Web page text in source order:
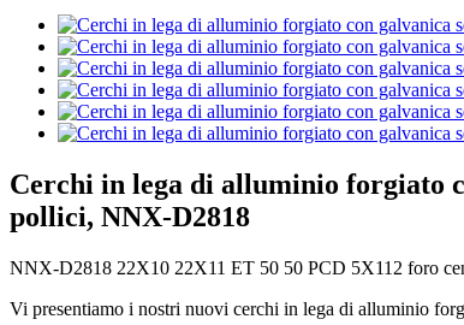
Cerchi in lega di alluminio forgiato
pollici, NNX-D2818
NNX-D2818 22X10 22X11 ET 50 50 PCD 5X112 foro
Vi presentiamo i nostri nuovi cerchi in lega di alluminio